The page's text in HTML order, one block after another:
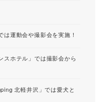
は運動会や撮影会を実施！
スホテル」では撮影会から
北軽井沢」では愛犬と